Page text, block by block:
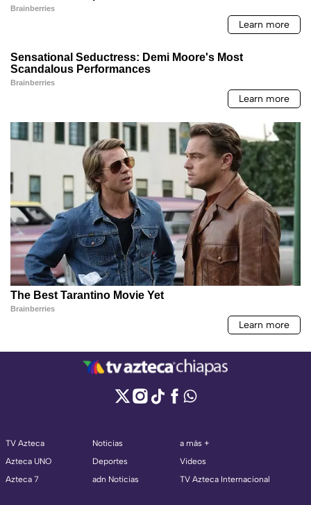
TV Azteca
Azteca UNO
Azteca 7
Noticias
Deportes
adn Noticias
a más +
Videos
TV Azteca Internacional